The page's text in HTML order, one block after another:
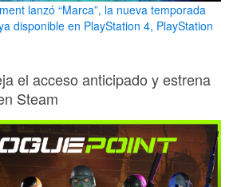
lanzó “Marca”, la nueva temporada
disponible en PlayStation 4, PlayStation
el acceso anticipado y estrena
Steam